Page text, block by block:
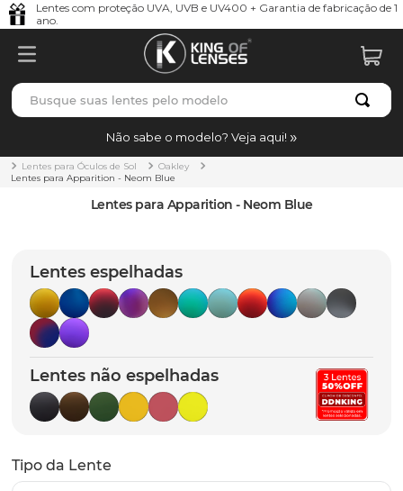
Lentes com proteção UVA, UVB e UV400 + Garantia de fabricação de 1
ano.
Busque suas lentes pelo modelo
Não sabe o modelo? Veja aqui!
Lentes para Óculos de Sol
Oakley
Lentes para Apparition - Neom Blue
Lentes para Apparition - Neom Blue
Lentes espelhadas
Lentes não espelhadas
Tipo da Lente
TERMOS MAIS BUSCADOS
1º borrachas
holbrook
5º chaves
6º t-shock
7º gasket
8º parafusos
9º latch